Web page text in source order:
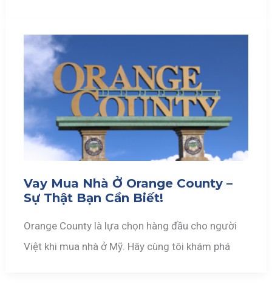
Vay Mua Nhà Ở Orange County –
Sự Thật Bạn Cần Biết!
Orange County là lựa chọn hàng đầu cho người
Việt khi mua nhà ở Mỹ. Hãy cùng tôi khám phá